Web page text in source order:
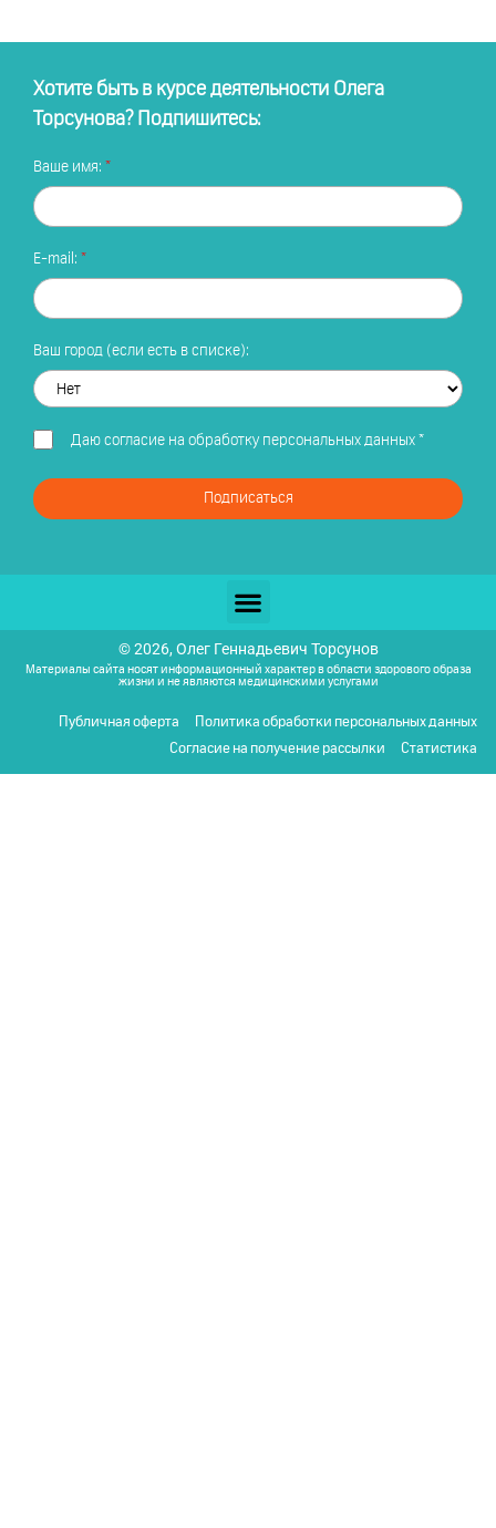
Хотите быть в курсе деятельности Олега
Торсунова? Подпишитесь:
Ваше имя:
E-mail:
Ваш город (если есть в списке):
Даю согласие на обработку персональных данных*
Подписаться
© 2026, Олег Геннадьевич Торсунов
Материалы сайта носят информационный характер в области здорового образа
жизни и не являются медицинскими услугами
Публичная оферта
Политика обработки персональных данных
Согласие на получение рассылки
Статистика